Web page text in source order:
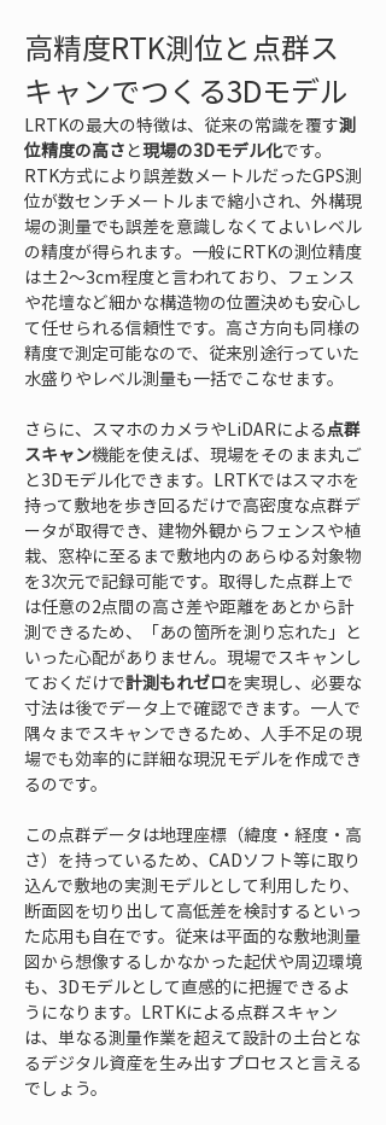
高精度RTK測位と点群ス
キャンでつくる3Dモデル
LRTKの最大の特徴は、従来の常識を覆す測
位精度の高さ と現場の3Dモデル化です。
RTK方式により誤差数メートルだったGPS測
位が数センチメートルまで縮小され、外構現
場の測量でも誤差を意識しなくてよいレベル
の精度が得られます。一般にRTKの測位精度
は±2～3cm程度と言われており、フェンス
や花壇など細かな構造物の位置決めも安心し
て任せられる信頼性です。高さ方向も同様の
精度で測定可能なので、従来別途行っていた
水盛りやレベル測量も一括でこなせます。
さらに、スマホのカメラやLiDARによる点群
スキャン機能を使えば、現場をそのまま丸ご
と3Dモデル化できます。LRTKではスマホを
持って敷地を歩き回るだけで高密度な点群デ
ータが取得でき、建物外観からフェンスや植
栽、窓枠に至るまで敷地内のあらゆる対象物
を3次元で記録可能です。取得した点群上で
は任意の2点間の高さ差や距離をあとから計
測できるため、「あの箇所を測り忘れた」と
いった心配がありません。現場でスキャンし
ておくだけで計測もれゼロを実現し、必要な
寸法は後でデータ上で確認できます。一人で
隅々までスキャンできるため、人手不足の現
場でも効率的に詳細な現況モデルを作成でき
るのです。
この点群データは地理座標（緯度・経度・高
さ）を持っているため、CADソフト等に取り
込んで敷地の実測モデルとして利用したり、
断面図を切り出して高低差を検討するといっ
た応用も自在です。従来は平面的な敷地測量
図から想像するしかなかった起伏や周辺環境
も、3Dモデルとして直感的に把握できるよ
うになります。LRTKによる点群スキャン
は、単なる測量作業を超えて設計の土台とな
るデジタル資産を生み出すプロセスと言える
でしょう。